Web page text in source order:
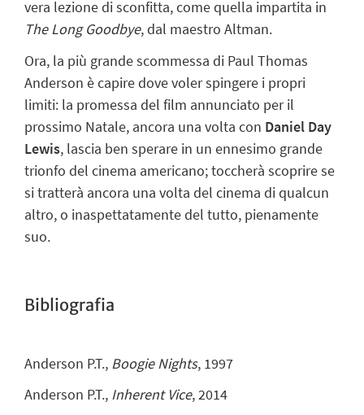
vera lezione di sconfitta, come quella impartita in
The Long Goodbye, dal maestro Altman.
Ora, la più grande scommessa di Paul Thomas
Anderson è capire dove voler spingere i propri
limiti: la promessa del film annunciato per il
prossimo Natale, ancora una volta con Daniel Day
Lewis, lascia ben sperare in un ennesimo grande
trionfo del cinema americano; toccherà scoprire se
si tratterà ancora una volta del cinema di qualcun
altro, o inaspettatamente del tutto, pienamente
suo.
Bibliografia
Anderson P.T., Boogie Nights, 1997
Anderson P.T., Inherent Vice, 2014